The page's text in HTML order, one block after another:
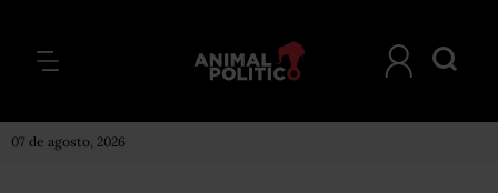
07 de agosto, 2026